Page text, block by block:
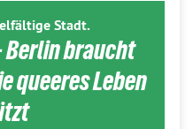
Stadt.
Berlin braucht
queeres Leben